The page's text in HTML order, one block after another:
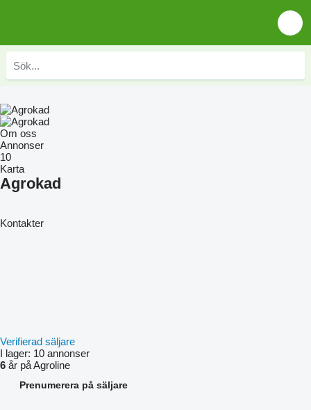
Om oss
Annonser
10
Karta
Agrokad
Kontakter
Verifierad säljare
I lager: 10 annonser
6 år på Agroline
Prenumerera på säljare